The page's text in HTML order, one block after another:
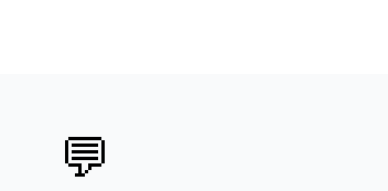
💬